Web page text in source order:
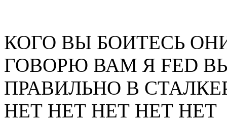
КОГО ВЫ БОИТЕСЬ
ГОВОРЮ ВАМ Я FED
ПРАВИЛЬНО В
НЕТ НЕТ НЕТ НЕТ НЕТ